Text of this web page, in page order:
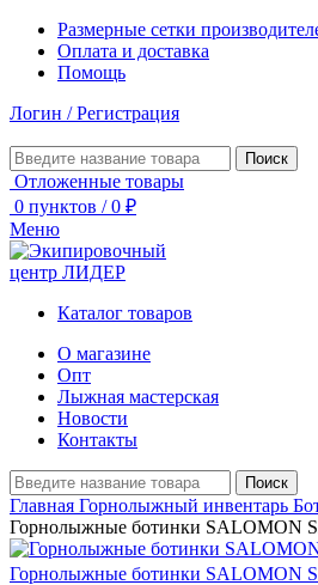
Размерные сетки
Оплата и доставка
Помощь
Логин / Регистрация
Поиск
Отложенные товары
0 пунктов / 0 ₽
Меню
Каталог товаров
О магазине
Опт
Лыжная мастерская
Новости
Контакты
Поиск
Главная Горнолыжный инвентарь
Горнолыжные ботинки SALOMON
Горнолыжные ботинки SALOMON